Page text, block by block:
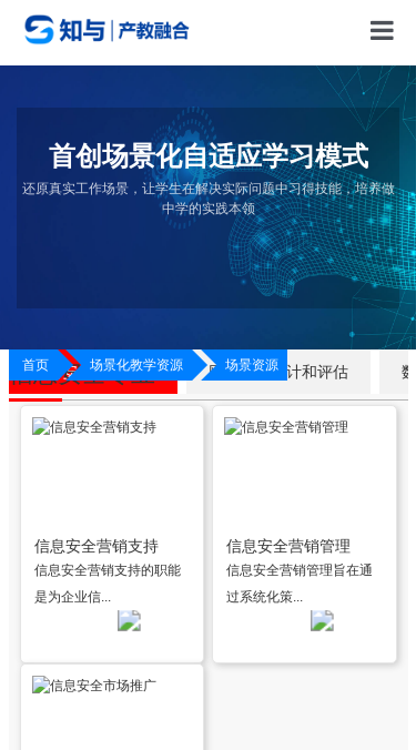
首页
场景化教学体系
场景化教学资源
联系我们
YI KNOW
首创场景化自适应学习模式
还原真实工作场景，让学生在解决实际问题中习得技能，培养做
中学的实践本领
网络安全市场营销 网络安全审计和评估
信息安全营销支持
信息安全营销支持的职能
是为企业信...
信息安全营销管理
信息安全营销管理旨在通
过系统化策...
信息安全专业
首页 场景化教学资源 场景资源